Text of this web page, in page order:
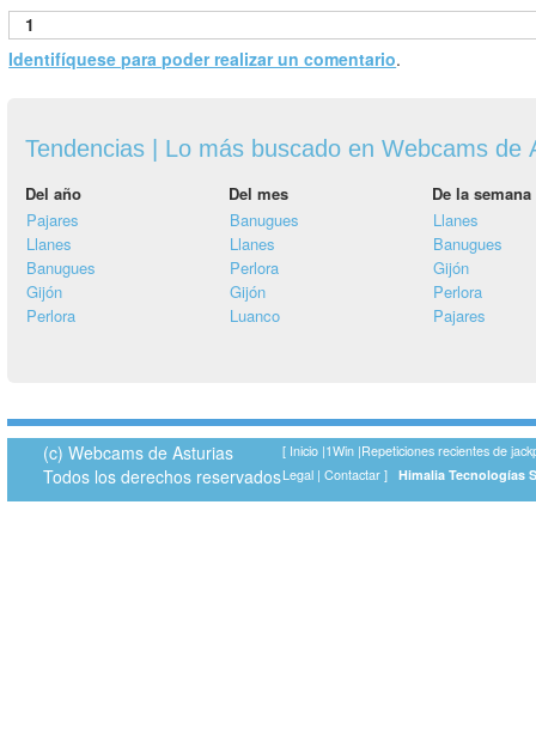
1
Identifíquese para poder realizar un comentario.
Tendencias | Lo más buscado en Webcams de
Del año Del mes
De la semana
Pajares
Llanes
Banugues
Gijón
Perlora
Banugues
Llanes
Perlora
Gijón
Luanco
Llanes
Banugues
Gijón
Perlora
Pajares
(c) Webcams de Asturias
Todos los derechos reservados
[ Inicio |1Win |Repeticiones recientes de
Legal | Contactar Himalia Tecnologías